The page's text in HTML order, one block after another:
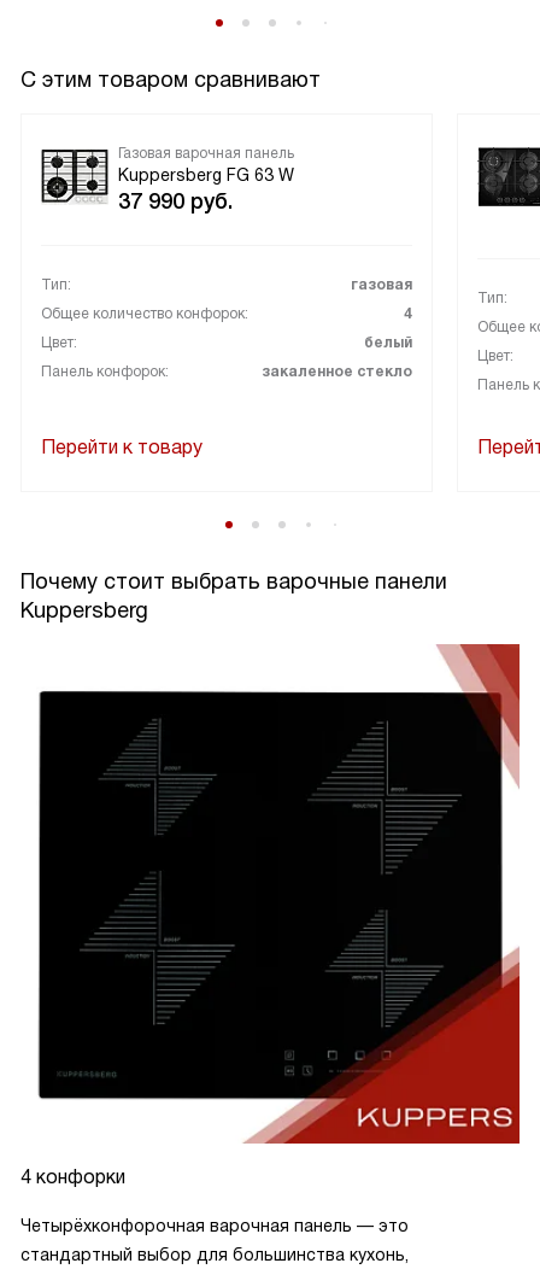
С этим товаром сравнивают
Газовая варочная панель
Kuppersberg FG 63 W
37 990 руб.
Тип:
газовая
Общее количество конфорок:
4
Цвет:
белый
Панель конфорок:
закаленное стекло
Перейти к товару
Тип:
Общее
Цвет:
Панель
Почему стоит выбрать варочные панели
Kuppersberg
4 конфорки
Четырёхконфорочная варочная панель — это
стандартный выбор для большинства кухонь,